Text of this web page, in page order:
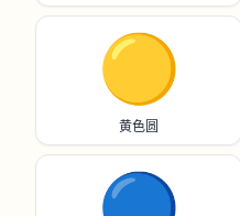
🟡
黄色圆